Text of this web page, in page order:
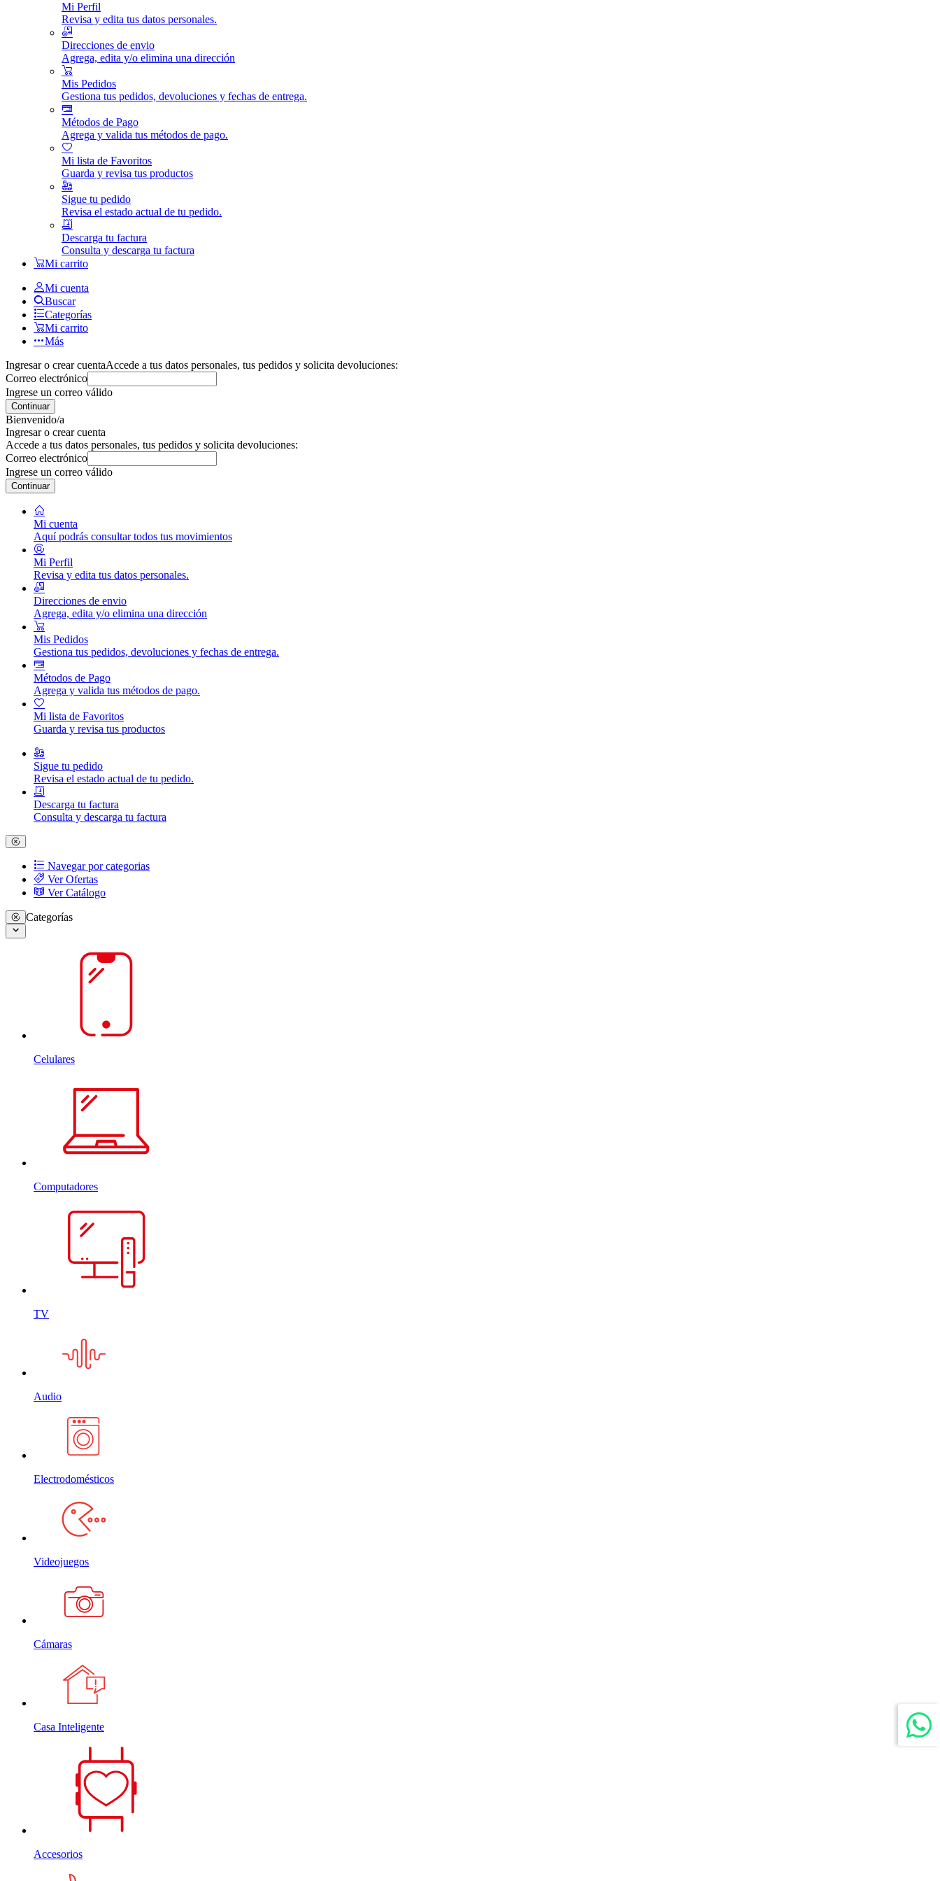
Mi Perfil
Revisa y edita tus datos personales.
Direcciones de envio
Agrega, edita y/o elimina una dirección
Mis Pedidos
Gestiona tus pedidos, devoluciones y fechas de entrega.
Métodos de Pago
Agrega y valida tus métodos de pago.
Mi lista de Favoritos
Guarda y revisa tus productos
Sigue tu pedido
Revisa el estado actual de tu pedido.
Descarga tu factura
Consulta y descarga tu factura
Mi carrito
Mi cuenta
Buscar
Categorías
Mi carrito
Más
Ingresar o crear cuentaAccede a tus datos personales, tus pedidos y solicita devoluciones:
Correo electrónico
Ingrese un correo válido
Continuar
Bienvenido/a
Ingresar o crear cuenta
Accede a tus datos personales, tus pedidos y solicita devoluciones:
Correo electrónico
Ingrese un correo válido
Continuar
Mi cuenta
Aquí podrás consultar todos tus movimientos
Mi Perfil
Revisa y edita tus datos personales.
Direcciones de envio
Agrega, edita y/o elimina una dirección
Mis Pedidos
Gestiona tus pedidos, devoluciones y fechas de entrega.
Métodos de Pago
Agrega y valida tus métodos de pago.
Mi lista de Favoritos
Guarda y revisa tus productos
Sigue tu pedido
Revisa el estado actual de tu pedido.
Descarga tu factura
Consulta y descarga tu factura
Navegar por categorias
Ver Ofertas
Ver Catálogo
Categorías
Celulares
Computadores
TV
Audio
Electrodomésticos
Videojuegos
Cámaras
Casa Inteligente
Accesorios